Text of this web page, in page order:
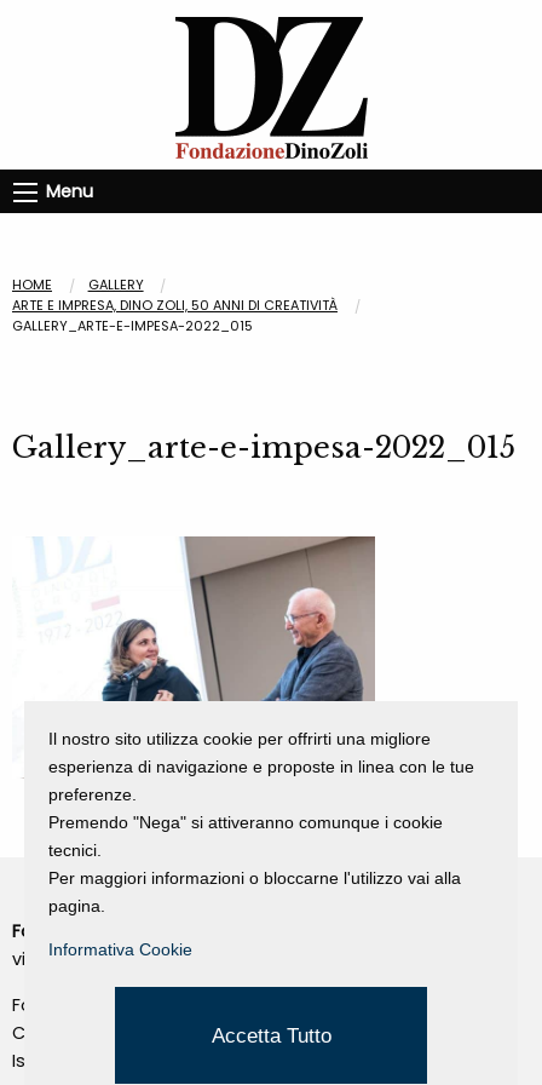
Menu
HOME
GALLERY
ARTE E IMPRESA, DINO ZOLI, 50 ANNI DI CREATIVITÀ
GALLERY_ARTE-E-IMPESA-2022_015
Gallery_arte-e-impesa-2022_015
Fondazione Dino Zoli
viale Bologna 288, Forlì
Fondo dot. euro 285.000 i.v.
CF e P.IVA 03692820404
Isc.Reg Per.Giu. n. 10404
Il nostro sito utilizza cookie per offrirti una migliore
esperienza di navigazione e proposte in linea con le tue
preferenze.
Premendo "Nega" si attiveranno comunque i cookie
tecnici.
Per maggiori informazioni o bloccarne l'utilizzo vai alla
pagina.
Informativa Cookie
Accetta Tutto